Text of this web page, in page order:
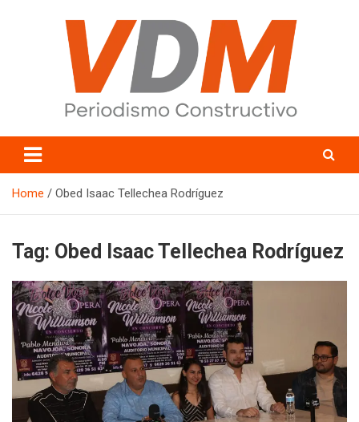
valledelmayo.com
Home Obed Isaac Tellechea Rodríguez
Tag: Obed Isaac Tellechea Rodríguez